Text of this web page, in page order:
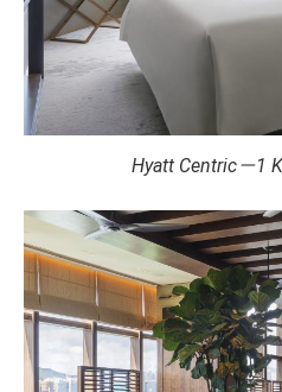
Hyatt Centric－1